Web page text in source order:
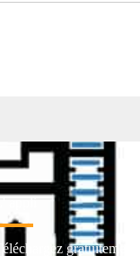
Téléchargez gratuitement